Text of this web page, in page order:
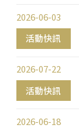
活動快訊
2026-06-03
活動快訊
2026-07-22
2026-06-18